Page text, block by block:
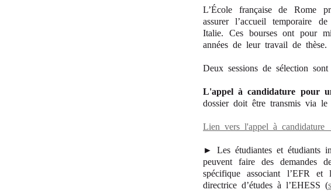
L’École française de Rome
assurer l’accueil temporaire
Italie. Ces bourses ont pour
années de leur travail de thèse.
Deux sessions de sélection sont
L'appel à candidature pour
dossier doit être transmis via
Lien vers l'appel à candidature
► Les étudiantes et étudiants
peuvent faire des demandes
spécifique associant l’EFR et
directrice d’études à l’EHESS (